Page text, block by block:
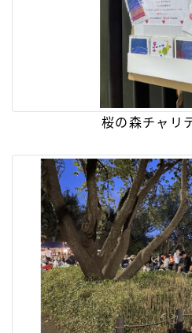
桜の森チャリ